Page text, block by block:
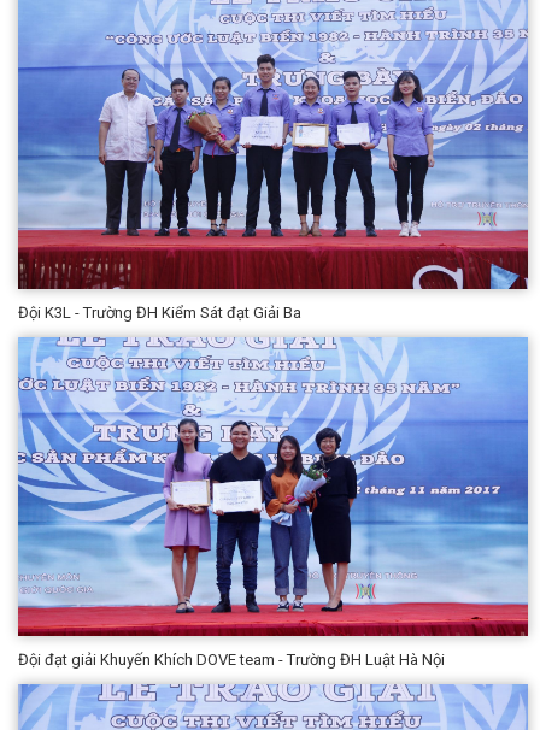
Đội K3L - Trường ĐH Kiểm Sát đạt Giải Ba
Đội đạt giải Khuyến Khích DOVE team - Trường ĐH Luật Hà Nội